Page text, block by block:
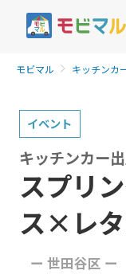
モビマル キッチンカ
イベント
スプリ
ス×レ
ー 世田谷区 ー
キッチンカー